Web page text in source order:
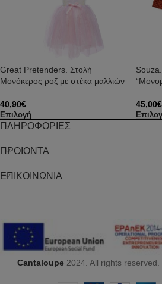
Great Pretenders. Στολή
Μονόκερος ροζ με στέκα μαλλιών
40,90€
Επιλογή
45,00€
ΠΛΗΡΟΦΟΡΙΕΣ
ΠΡΟΙΟΝΤΑ
ΕΠΙΚΟΙΝΩΝΙΑ
Cantaloupe 2024. All rights